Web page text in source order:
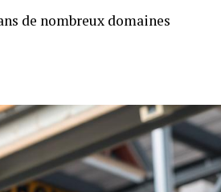
de nombreux domaines